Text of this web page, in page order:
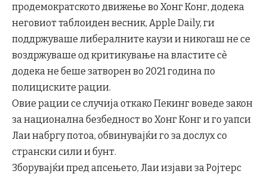
продемократското движење во Хонг Конг, додека
неговиот таблоиден весник, Apple Daily, ги
поддржуваше либералните каузи и никогаш не се
воздржуваше од критикување на властите сè
додека не беше затворен во 2021 година по
полициските рации.
Овие рации се случија откако Пекинг воведе закон
за национална безбедност во Хонг Конг и го уапси
Лаи набргу потоа, обвинувајќи го за дослух со
странски сили и бунт.
Зборувајќи пред апсењето, Лаи изјави за Ројтерс